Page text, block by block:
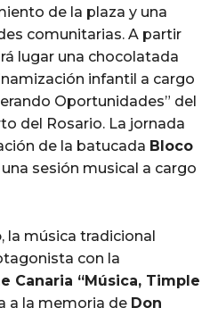
de la plaza y una
comunitarias. A partir
lugar una chocolatada
infantil a cargo
Oportunidades” del
del Rosario. La jornada
de la batucada Bloco
sesión musical a cargo
, la música tradicional
con la
Canaria “Música, Timple
a la memoria de Don